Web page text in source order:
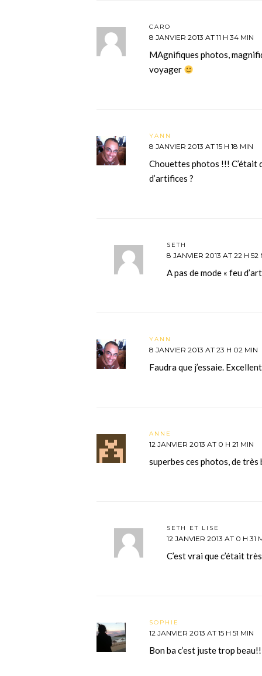
CARO
8 JANVIER 2013 AT 11 H 34 MIN
MAgnifiques photos,
voyager
YANN
8 JANVIER 2013 AT 15 H 18 MIN
Chouettes photos !!! C’était
d’artifices ?
SETH
8 JANVIER 2013 AT 22 H 52
A pas de mode « feu
YANN
8 JANVIER 2013 AT 23 H 02 MIN
Faudra que j’essaie.
ANNE
12 JANVIER 2013 AT 0 H 21 MIN
superbes ces photos, de très
SETH ET LISE
12 JANVIER 2013 AT 0 H 31
C’est vrai que c’était
SOPHIE
12 JANVIER 2013 AT 15 H 51 MIN
Bon ba c’est juste trop